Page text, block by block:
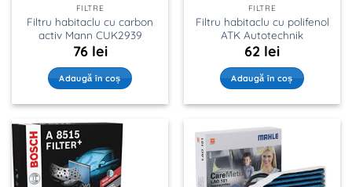
FILTRE
Filtru habitaclu cu carbon
activ Mann CUK2939
76 lei
Adaugă în coș
FILTRE
Filtru habitaclu cu polifenol
ATK Autotechnik
62 lei
Adaugă în coș